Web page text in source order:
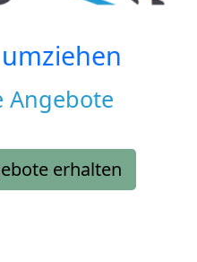
Angebote
erhalten